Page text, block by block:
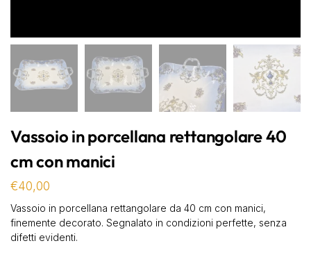
Vassoio in porcellana rettangolare 40
cm con manici
€40,00
Vassoio in porcellana rettangolare da 40 cm con manici,
finemente decorato. Segnalato in condizioni perfette, senza
difetti evidenti.